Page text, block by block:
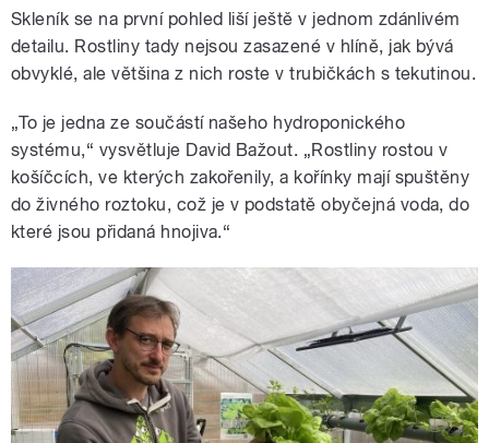
Skleník se na první pohled liší ještě v jednom zdánlivém
detailu. Rostliny tady nejsou zasazené v hlíně, jak bývá
obvyklé, ale většina z nich roste v trubičkách s tekutinou.
„To je jedna ze součástí našeho hydroponického
systému,“ vysvětluje David Bažout. „Rostliny rostou v
košíčcích, ve kterých zakořenily, a kořínky mají spuštěny
do živného roztoku, což je v podstatě obyčejná voda, do
které jsou přidaná hnojiva.“